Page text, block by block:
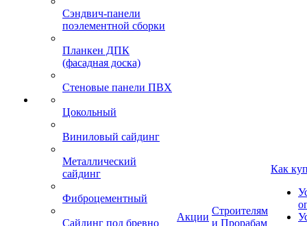
Сэндвич-панели
поэлементной сборки
Планкен ДПК
(фасадная доска)
Стеновые панели ПВХ
Цокольный
Виниловый сайдинг
Металлический
сайдинг
Фиброцементный
Сайдинг под бревно
Акции
Строителям
и Прорабам
Как